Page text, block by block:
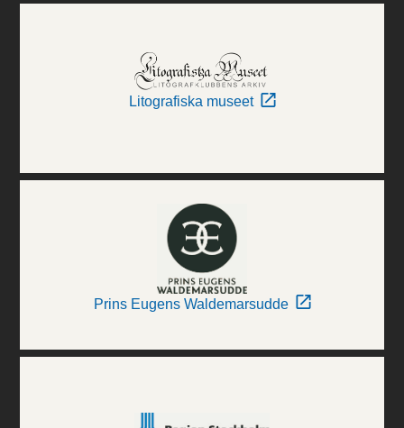
Litografiska museet
Prins Eugens Waldemarsudde